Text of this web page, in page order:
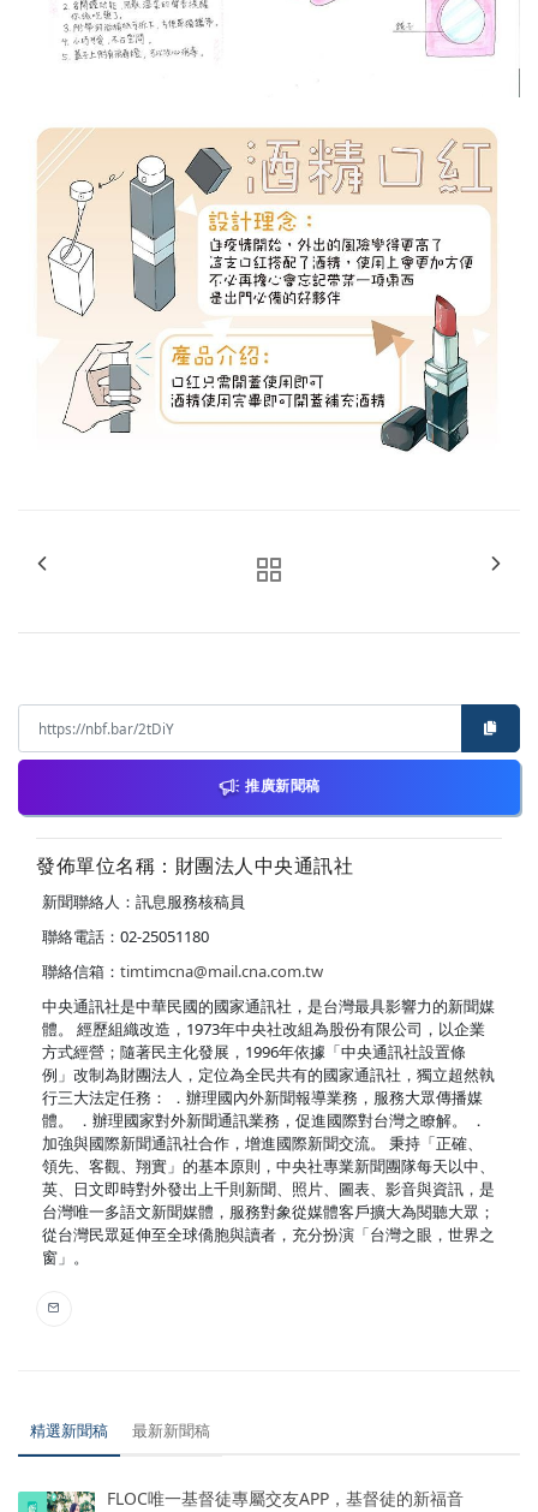
推廣新聞稿
發佈單位名稱：財團法人中央通訊社
新聞聯絡人：訊息服務核稿員
聯絡電話：02-25051180
聯絡信箱： timtimcna@mail.cna.com.tw
中央通訊社是中華民國的國家通訊社，是台灣最具影響力的新聞媒
體。 經歷組織改造，1973年中央社改組為股份有限公司，以企業
方式經營；隨著民主化發展，1996年依據「中央通訊社設置條
例」改制為財團法人，定位為全民共有的國家通訊社，獨立超然執
行三大法定任務： ．辦理國內外新聞報導業務，服務大眾傳播媒
體。 ．辦理國家對外新聞通訊業務，促進國際對台灣之瞭解。 ．
加強與國際新聞通訊社合作，增進國際新聞交流。 秉持「正確、
領先、客觀、翔實」的基本原則，中央社專業新聞團隊每天以中、
英、日文即時對外發出上千則新聞、照片、圖表、影音與資訊，是
台灣唯一多語文新聞媒體，服務對象從媒體客戶擴大為閱聽大眾；
從台灣民眾延伸至全球僑胞與讀者，充分扮演「台灣之眼，世界之
窗」。
精選新聞稿 最新新聞稿
FLOC唯一基督徒專屬交友APP，基督徒的新福音